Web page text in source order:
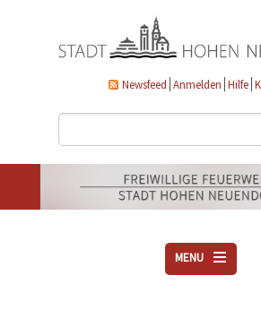
Newsfeed Anmelden Hilfe
MENU